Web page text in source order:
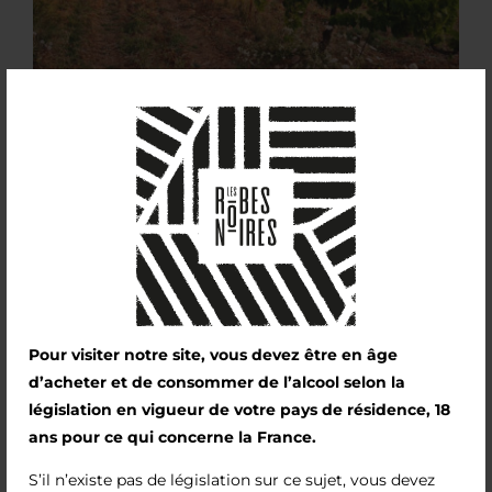
Pour visiter notre site, vous devez être en âge
d’acheter et de consommer de l’alcool selon la
législation en vigueur de votre pays de résidence, 18
ans pour ce qui concerne la France.
S’il n’existe pas de législation sur ce sujet, vous devez
Episodio 3
Cari tutti, Grazie ancora per i vostri numerosi messaggi